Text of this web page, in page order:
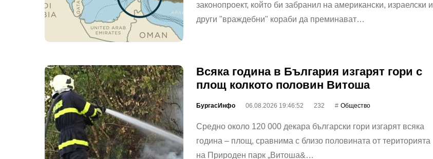
законопроект, който би забранил на американски, израелски и
други "враждебни" кораби да преминават…
Всяка година в България изгарят гори с
площ колкото половин Витоша
БургасИнфо 06.08.2026 19:46:52 232 Общество
Средно около 120 000 декара български гори изгарят всяка
година – площ, сравнима с близо половината от територията
на Природен парк „Витоша&…